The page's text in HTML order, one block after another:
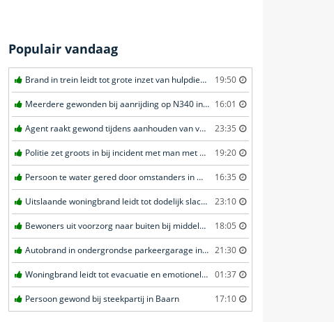
Populair vandaag
Brand in trein leidt tot grote inzet van hulpdiensten in Amersfoort 19:50
Meerdere gewonden bij aanrijding op N340 in Ommen 16:01
Agent raakt gewond tijdens aanhouden van verdachte in Amsterdam 23:35
Politie zet groots in bij incident met man met verward gedrag in Leeuwarden 19:20
Persoon te water gered door omstanders in Waddinxveen 16:35
Uitslaande woningbrand leidt tot dodelijk slachtoffer in Rotterdam 23:10
Bewoners uit voorzorg naar buiten bij middelbrand in flatwoning in Leeuwarden 18:05
Autobrand in ondergrondse parkeergarage in Rhenen 21:30
Woningbrand leidt tot evacuatie en emotionele redding van kat in Amsterdam 01:37
Persoon gewond bij steekpartij in Baarn 17:10